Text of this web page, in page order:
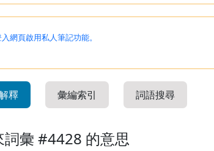
網頁啟用私人筆記功能。
釋 彙編索引 詞語搜尋
詞彙 #4428 的意思